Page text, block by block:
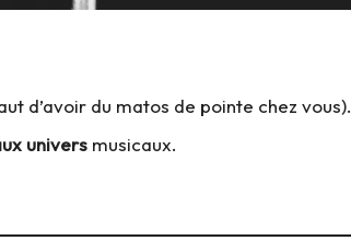
d’avoir du matos de pointe chez vous).
univers musicaux.